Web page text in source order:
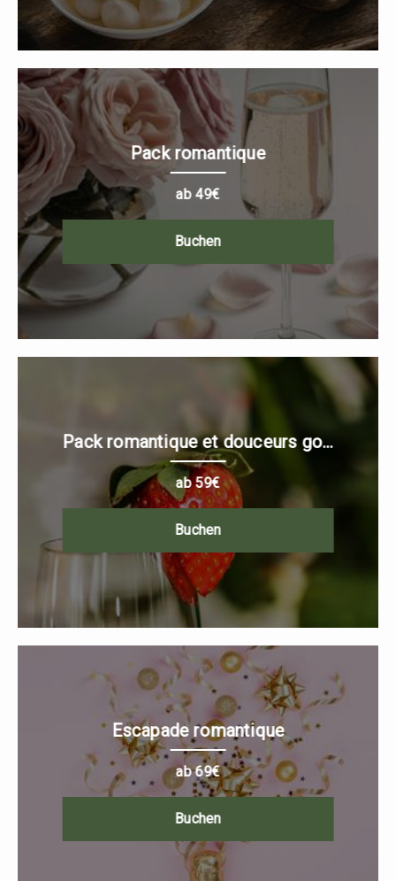
Pack romantique
ab 49€
Buchen
Pack romantique et douceurs go...
ab 59€
Buchen
Escapade romantique
ab 69€
Buchen